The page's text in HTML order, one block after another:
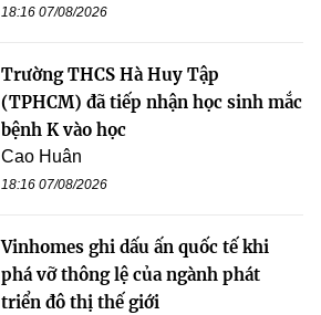
18:16 07/08/2026
Trường THCS Hà Huy Tập
(TPHCM) đã tiếp nhận học sinh mắc
bệnh K vào học
Cao Huân
18:16 07/08/2026
Vinhomes ghi dấu ấn quốc tế khi
phá vỡ thông lệ của ngành phát
triển đô thị thế giới